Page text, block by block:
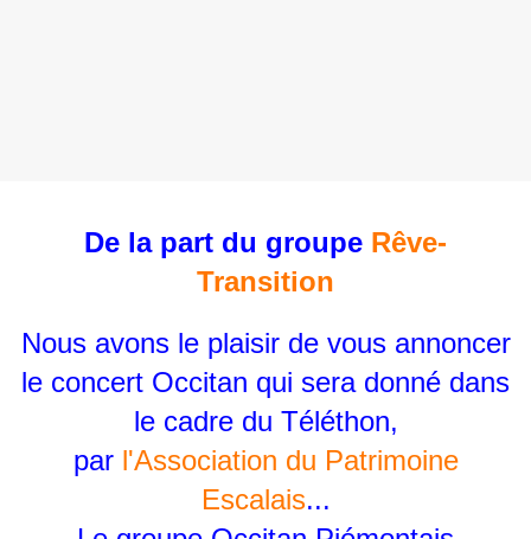
De la part du groupe Rêve-
Transition
Nous avons le plaisir de vous annoncer
le concert Occitan qui sera donné dans
le cadre du Téléthon,
par l'Association du Patrimoine
Escalais...